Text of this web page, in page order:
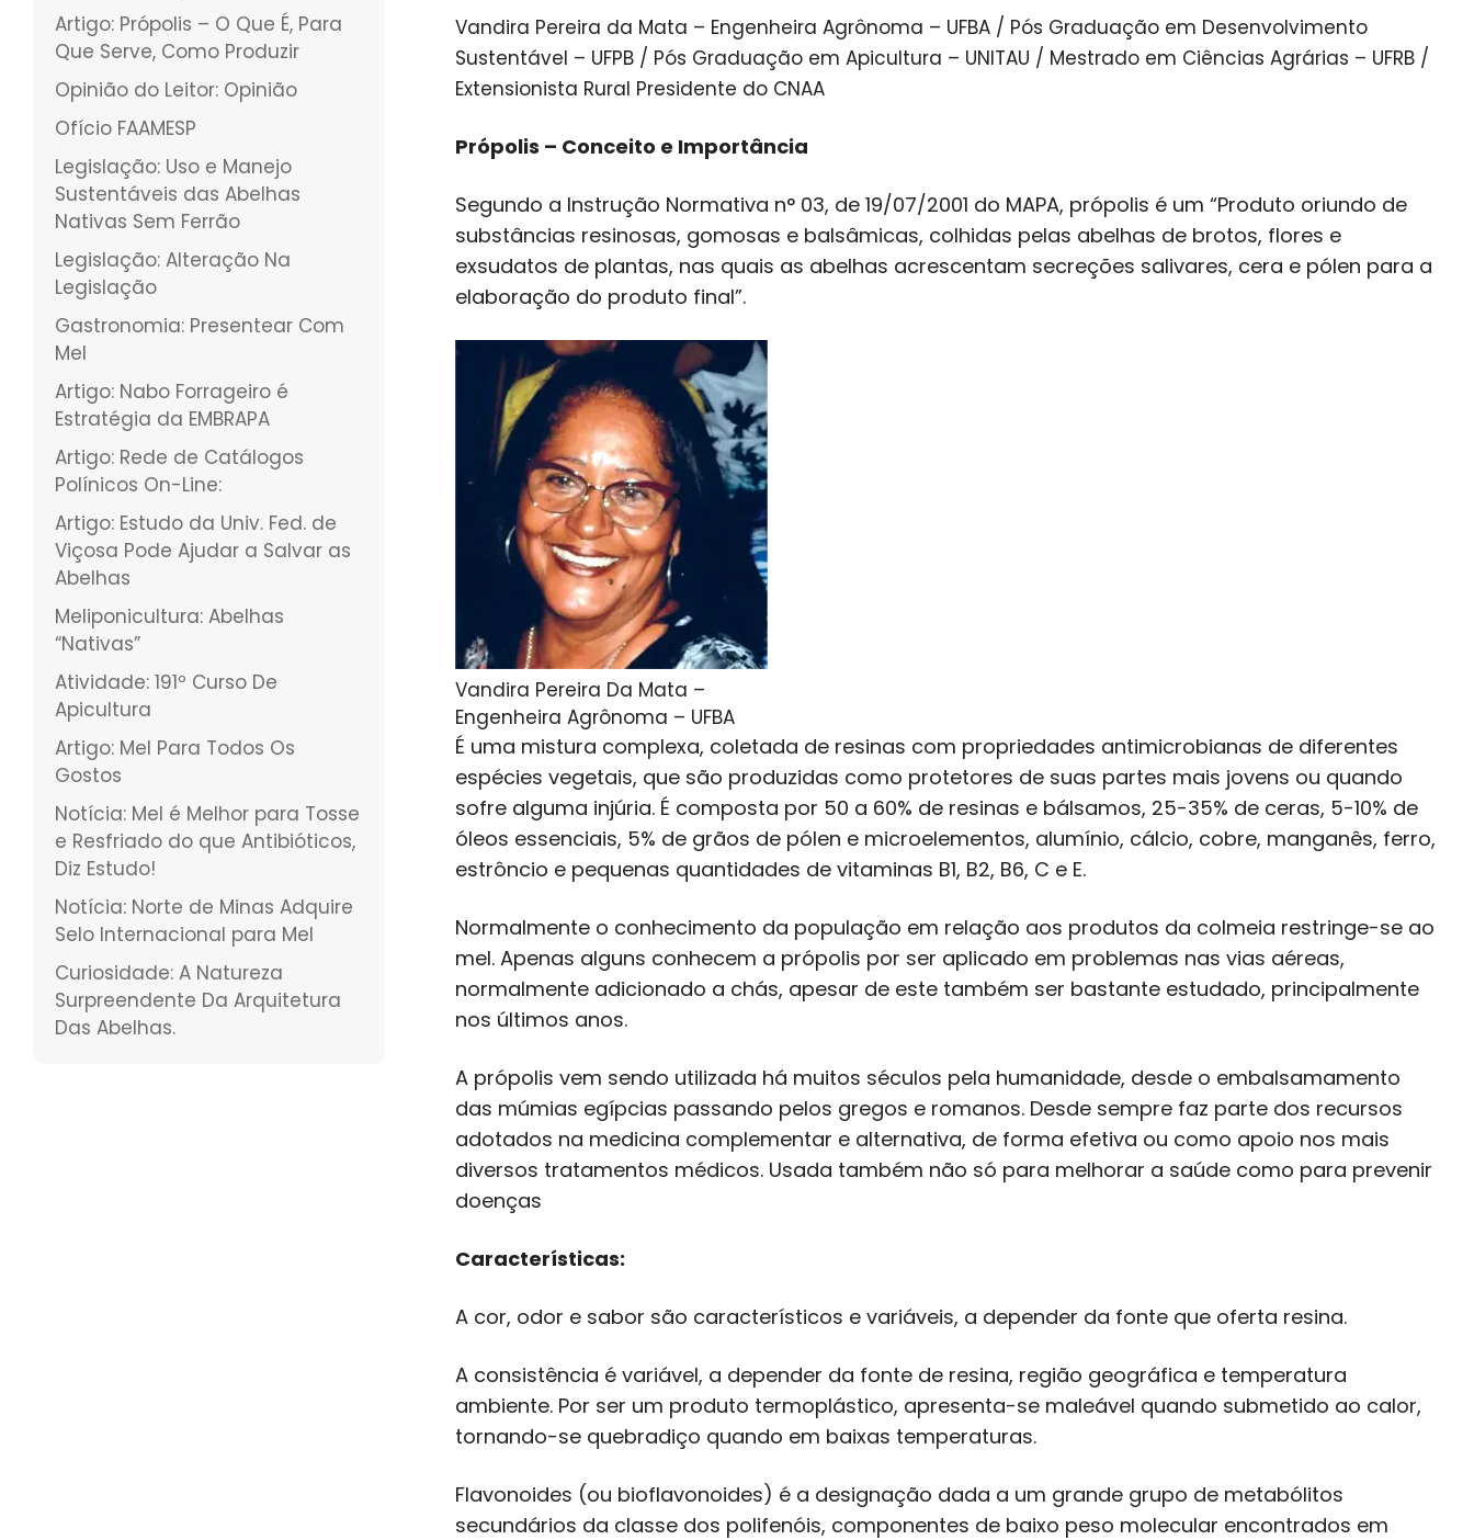
Artigo: Própolis – O Que É, Para
Que Serve, Como Produzir
Opinião do Leitor: Opinião
Ofício FAAMESP
Legislação: Uso e Manejo
Sustentáveis das Abelhas
Nativas Sem Ferrão
Legislação: Alteração Na
Legislação
Gastronomia: Presentear Com
Mel
Artigo: Nabo Forrageiro é
Estratégia da EMBRAPA
Artigo: Rede de Catálogos
Polínicos On-Line:
Artigo: Estudo da Univ. Fed. de
Viçosa Pode Ajudar a Salvar as
Abelhas
Meliponicultura: Abelhas
“Nativas”
Atividade: 191º Curso De
Apicultura
Artigo: Mel Para Todos Os
Gostos
Notícia: Mel é Melhor para Tosse
e Resfriado do que Antibióticos,
Diz Estudo!
Notícia: Norte de Minas Adquire
Selo Internacional para Mel
Curiosidade: A Natureza
Surpreendente Da Arquitetura
Das Abelhas.
Vandira Pereira da Mata – Engenheira Agrônoma – UFBA / Pós Graduação em Desenvolvimento
Sustentável – UFPB / Pós Graduação em Apicultura – UNITAU / Mestrado em Ciências Agrárias – UFRB /
Extensionista Rural Presidente do CNAA
Própolis – Conceito e Importância
Segundo a Instrução Normativa n° 03, de 19/07/2001 do MAPA, própolis é um “Produto oriundo de
substâncias resinosas, gomosas e balsâmicas, colhidas pelas abelhas de brotos, flores e
exsudatos de plantas, nas quais as abelhas acrescentam secreções salivares, cera e pólen para a
elaboração do produto final”.
Vandira Pereira Da Mata –
Engenheira Agrônoma – UFBA
É uma mistura complexa, coletada de resinas com propriedades antimicrobianas de diferentes
espécies vegetais, que são produzidas como protetores de suas partes mais jovens ou quando
sofre alguma injúria. É composta por 50 a 60% de resinas e bálsamos, 25-35% de ceras, 5-10% de
óleos essenciais, 5% de grãos de pólen e microelementos, alumínio, cálcio, cobre, manganês, ferro,
estrôncio e pequenas quantidades de vitaminas B1, B2, B6, C e E.
Normalmente o conhecimento da população em relação aos produtos da colmeia restringe-se ao
mel. Apenas alguns conhecem a própolis por ser aplicado em problemas nas vias aéreas,
normalmente adicionado a chás, apesar de este também ser bastante estudado, principalmente
nos últimos anos.
A própolis vem sendo utilizada há muitos séculos pela humanidade, desde o embalsamamento
das múmias egípcias passando pelos gregos e romanos. Desde sempre faz parte dos recursos
adotados na medicina complementar e alternativa, de forma efetiva ou como apoio nos mais
diversos tratamentos médicos. Usada também não só para melhorar a saúde como para prevenir
doenças
Características:
A cor, odor e sabor são característicos e variáveis, a depender da fonte que oferta resina.
A consistência é variável, a depender da fonte de resina, região geográfica e temperatura
ambiente. Por ser um produto termoplástico, apresenta-se maleável quando submetido ao calor,
tornando-se quebradiço quando em baixas temperaturas.
Flavonoides (ou bioflavonoides) é a designação dada a um grande grupo de metabólitos
secundários da classe dos polifenóis, componentes de baixo peso molecular encontrados em